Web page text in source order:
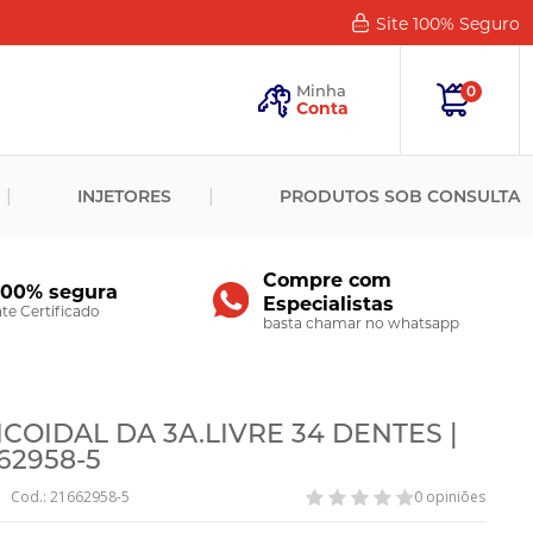
Site 100% Seguro
Minha
Conta
Senha?
Novo
CADASTRAR
0
INJETORES PRODUTOS SOB CONSULTA
segura
Certificado
Compre com
Especialistas
basta chamar no whatsapp
DA 3A.LIVRE 34 DENTES |
5
Cod.: 21662958-5 0 opiniões